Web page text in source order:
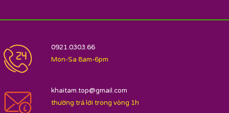
0921.0303.66
Mon-Sa 8am-6pm
khaitam.top@gmail.com
thường trả lời trong vòng 1h